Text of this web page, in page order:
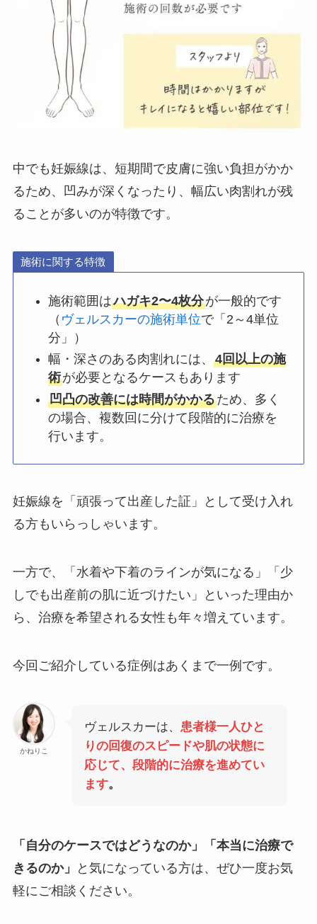
中でも妊娠線は、短期間で皮膚に強い負担がかか
るため、凹みが深くなったり、幅広い肉割れが残
ることが多いのが特徴です。
施術に関する特徴
施術範囲はハガキ2〜4枚分が一般的です
（ ヴェルスカーの施術単位で「2～4単位
分」）
幅・深さのある肉割れには、4回以上の施
術が必要となるケースもあります
凹凸の改善には時間がかかるため、多く
の場合、複数回に分けて段階的に治療を
行います。
妊娠線を「頑張って出産した証」として受け入れ
る方もいらっしゃいます。
一方で、「水着や下着のラインが気になる」「少
しでも出産前の肌に近づけたい」といった理由か
ら、治療を希望される女性も年々増えています。
今回ご紹介している症例はあくまで一例です。
かねりこ
ヴェルスカーは、 患者様一人ひと
りの回復のスピードや肌の状態に
応じて、段階的に治療を進めてい
ます。
「自分のケースではどうなのか」「本当に治療で
きるのか」
と気になっている方は、ぜひ一度お気
軽にご相談ください。